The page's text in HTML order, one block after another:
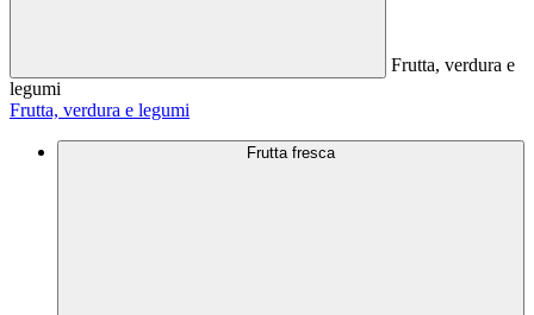
Frutta, verdura e
legumi
Frutta, verdura e legumi
Frutta fresca